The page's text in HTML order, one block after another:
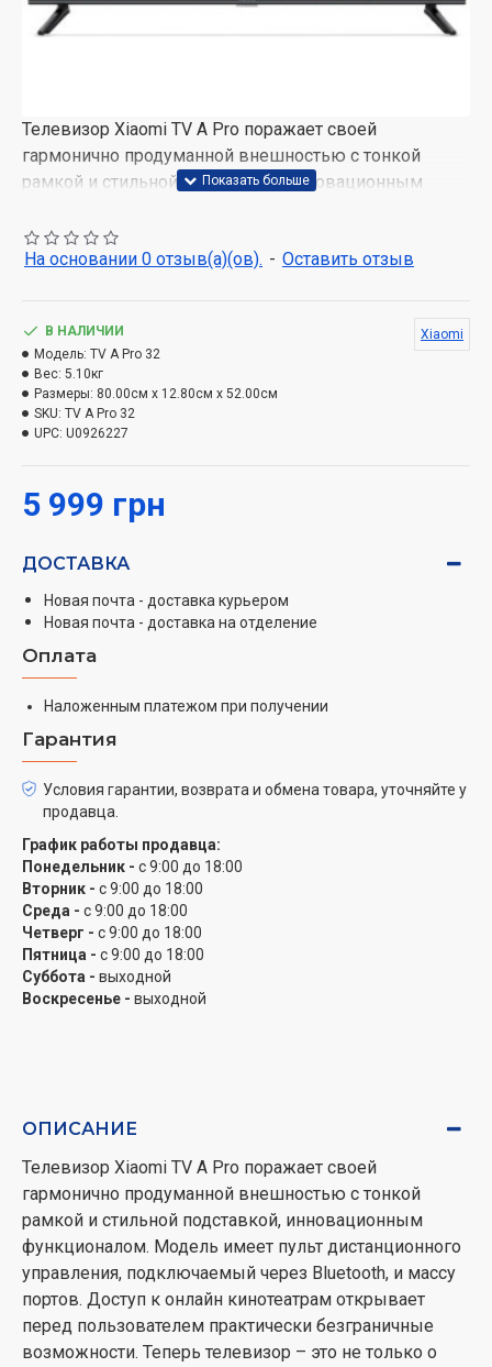
Телевизор Xiaomi TV A Pro поражает своей
гармонично продуманной внешностью с тонкой
рамкой и стильной подставкой, инновационным
управления, подключаемый через Bluetooth, и массу
портов. Доступ к онлайн кинотеатрам открывает
просмотре, но и об увлекательном досуге для всей
семьи.
Конструкция с ультратонкой рамкой обеспечивает
высокое соотношение размера экрана и корпуса, что
телевизоров. Как только вы включаете телевизор,
экран заполняется невероятно красочным
могли полностью погрузиться в происходящее.
Благодаря изысканному металлическому корпусу и
целостному дизайну, серия Xiaomi A Pro станет
настоящим украшением любого дома.
2 динамика мощностью 10 Вт. Мощное
стереозвучание
Благодаря двум мощным динамикам 10 Вт,
телевизор обеспечивает улучшенное звучание,
событий.
На основании 0 отзыв(а)(ов). - Оставить отзыв
5 999 грн
В НАЛИЧИИ
Модель: TV A Pro 32
Вес: 5.10кг
Размеры: 80.00см x 12.80см x 52.00см
SKU: TV A Pro 32
UPC: U0926227
Xiaomi
ДОСТАВКА
Новая почта - доставка курьером
Новая почта - доставка на отделение
Оплата
Наложенным платежом при получении
Гарантия
Условия гарантии, возврата и обмена товара, уточняйте у
продавца.
График работы продавца:
Понедельник - с 9:00 до 18:00
Вторник - с 9:00 до 18:00
Среда - с 9:00 до 18:00
Четверг - с 9:00 до 18:00
Пятница - с 9:00 до 18:00
Суббота - выходной
Воскресенье - выходной
ОПИСАНИЕ
Телевизор Xiaomi TV A Pro поражает своей
гармонично продуманной внешностью с тонкой
рамкой и стильной подставкой, инновационным
функционалом. Модель имеет пульт дистанционного
управления, подключаемый через Bluetooth, и массу
портов. Доступ к онлайн кинотеатрам открывает
перед пользователем практически безграничные
возможности. Теперь телевизор – это не только о